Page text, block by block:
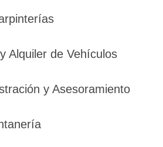
Alquiler de Vehículos
y Asesoramiento